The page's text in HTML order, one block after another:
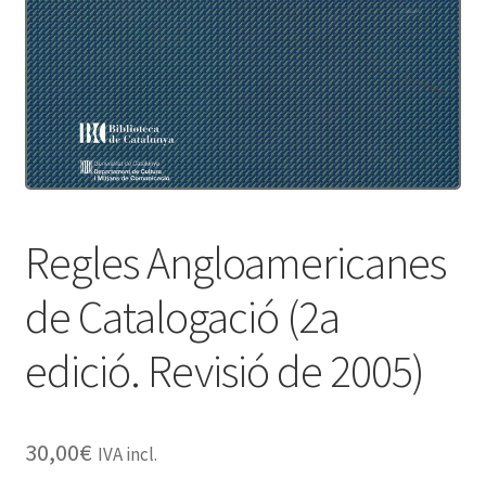
Termes i condicions
Regles Angloamericanes
de Catalogació (2a
edició. Revisió de 2005)
30,00€ IVA incl.